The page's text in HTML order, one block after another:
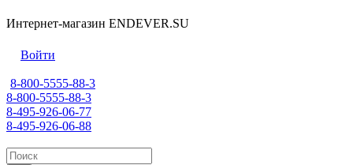
Интернет-магазин ENDEVER.SU
Войти
8-800-5555-88-3
8-800-5555-88-3
8-495-926-06-77
8-495-926-06-88